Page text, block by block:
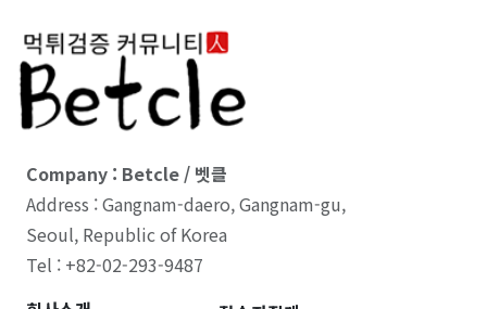
Company : Betcle / 벳클
Address : Gangnam-daero, Gangnam-gu,
Seoul, Republic of Korea
Tel : +82-02-293-9487